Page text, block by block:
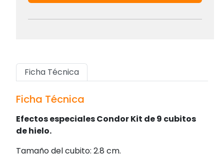
Ficha Técnica
Ficha Técnica
Efectos especiales Condor Kit de 9 cubitos
de hielo.
Tamaño del cubito: 2.8 cm.